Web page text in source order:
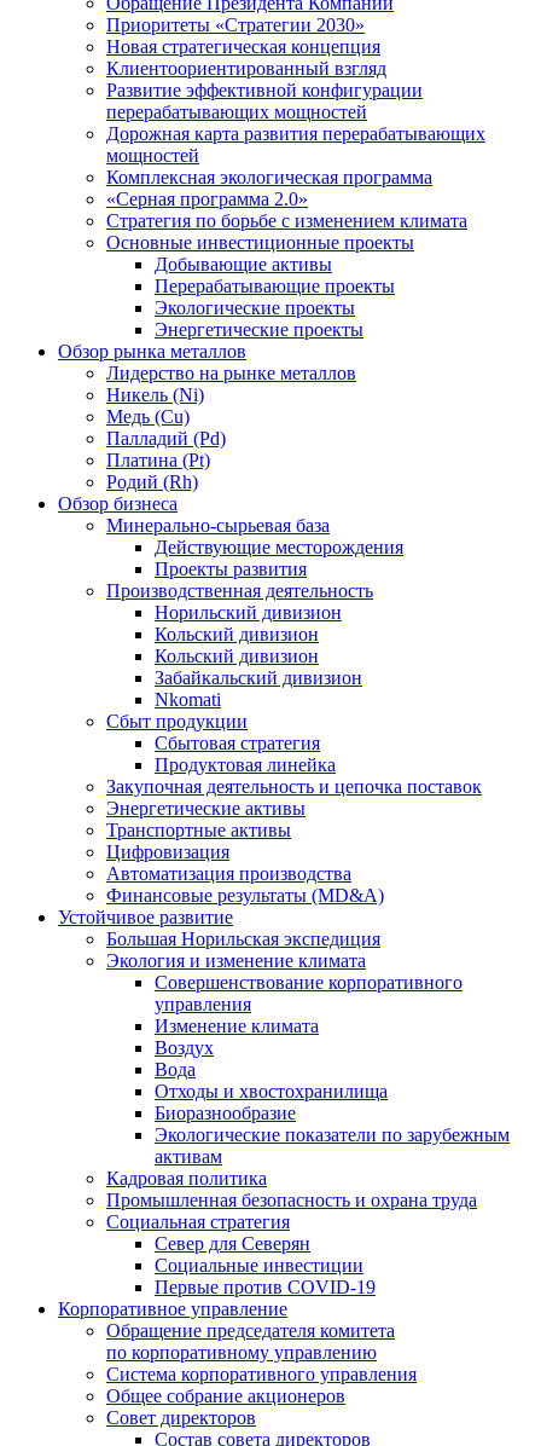
Приоритеты «Стратегии 2030»
Новая стратегическая концепция
Клиентоориентированный взгляд
Развитие эффективной конфигурации
перерабатывающих мощностей
Дорожная карта развития перерабатывающих
мощностей
Комплексная экологическая программа
«Серная программа 2.0»
Стратегия по борьбе с изменением климата
Основные инвестиционные проекты
Добывающие активы
Перерабатывающие проекты
Экологические проекты
Энергетические проекты
Обзор рынка металлов
Лидерство на рынке металлов
Никель (Ni)
Медь (Cu)
Палладий (Pd)
Платина (Pt)
Родий (Rh)
Обзор бизнеса
Минерально-сырьевая база
Действующие месторождения
Проекты развития
Производственная деятельность
Норильский дивизион
Кольский дивизион
Кольский дивизион
Забайкальский дивизион
Nkomati
Сбыт продукции
Сбытовая стратегия
Продуктовая линейка
Закупочная деятельность и цепочка поставок
Энергетические активы
Транспортные активы
Цифровизация
Автоматизация производства
Финансовые результаты (MD&A)
Устойчивое развитие
Большая Норильская экспедиция
Экология и изменение климата
Совершенствование корпоративного
управления
Изменение климата
Воздух
Вода
Отходы и хвостохранилища
Биоразнообразие
Экологические показатели по зарубежным
активам
Кадровая политика
Промышленная безопасность и охрана труда
Социальная стратегия
Север для Северян
Социальные инвестиции
Первые против COVID‑19
Корпоративное управление
Обращение председателя комитета
по корпоративному управлению
Система корпоративного управления
Общее собрание акционеров
Совет директоров
Состав совета директоров